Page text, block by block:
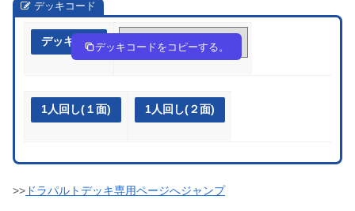
デッキコード
デッキ作成 DK8cD8-UBTJ4C-xDYK4c
デッキコードをコピーする。
1人回し(１面) 1人回し(２面)
>> ドラパルトデッキ専用ページへジャンプ